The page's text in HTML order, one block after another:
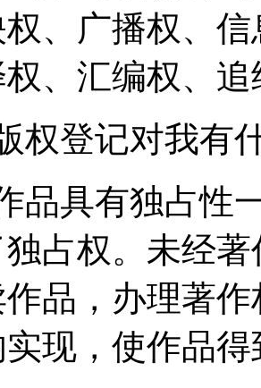
、广播权、
、汇编权、追
权登记对我有
品具有独占
独占权。未经
品，办理著
现，使作品